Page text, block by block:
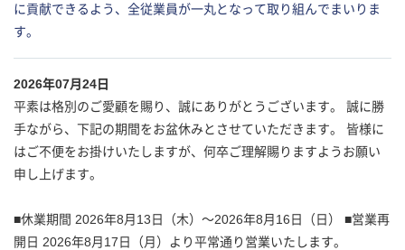
に貢献できるよう、全従業員が一丸となって取り組んでまいりま
す。
2026年07月24日
平素は格別のご愛顧を賜り、誠にありがとうございます。 誠に勝
手ながら、下記の期間をお盆休みとさせていただきます。 皆様に
はご不便をお掛けいたしますが、何卒ご理解賜りますようお願い
申し上げます。
■休業期間 2026年8月13日（木）〜2026年8月16日（日） ■営業再
開日 2026年8月17日（月）より平常通り営業いたします。